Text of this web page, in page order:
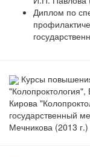
Диплом по
Курсы
Кирова
государственный
Мечникова (2013 г.)